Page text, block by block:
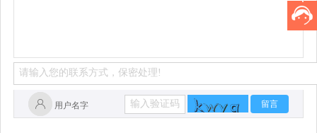
用户名字 留言